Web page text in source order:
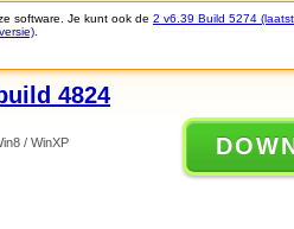
software. Je kunt ook de 2 v6.39 Build 5274
4824
/ WinXP